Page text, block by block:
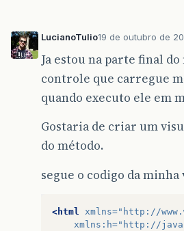
LucianoTulio19 de outubro de
Ja estou na parte final
controle que carregue
quando executo ele em
Gostaria de criar um
do método.
segue o codigo da minha
<html xmlns="http://
xmlns:h="http://